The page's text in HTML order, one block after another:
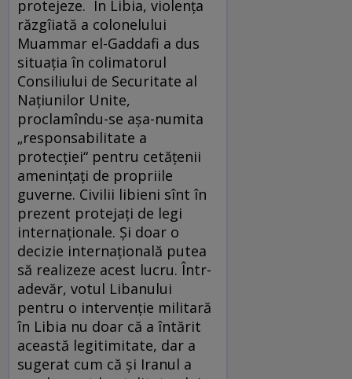
protejeze. În Libia, violenţa
răzgîiată a colonelului
Muammar el-Gaddafi a dus
situaţia în colimatorul
Consiliului de Securitate al
Naţiunilor Unite,
proclamîndu-se aşa-numita
„responsabilitate a
protecţiei“ pentru cetăţenii
ameninţaţi de propriile
guverne. Civilii libieni sînt în
prezent protejaţi de legi
internaţionale. Şi doar o
decizie internaţională putea
să realizeze acest lucru. Într-
adevăr, votul Libanului
pentru o intervenţie militară
în Libia nu doar că a întărit
această legitimitate, dar a
sugerat cum că şi Iranul a